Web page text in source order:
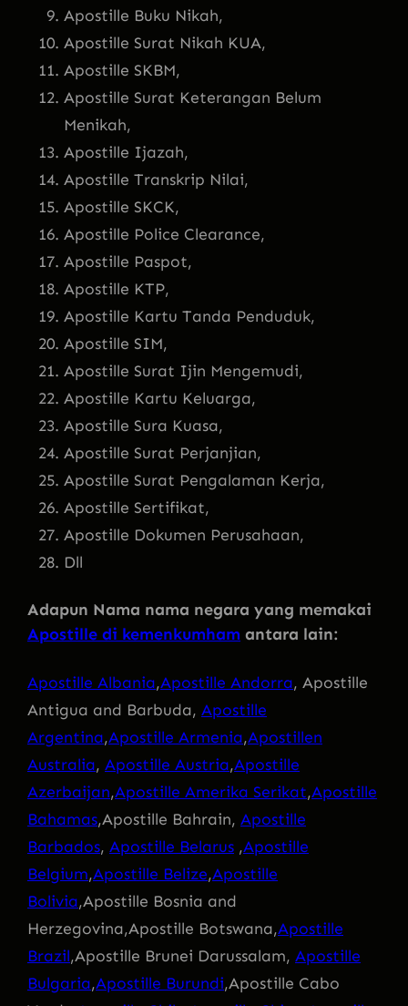
Apostille Buku Nikah,
Apostille Surat Nikah KUA,
Apostille SKBM,
Apostille Surat Keterangan Belum
Menikah,
Apostille Ijazah,
Apostille Transkrip Nilai,
Apostille SKCK,
Apostille Police Clearance,
Apostille Paspot,
Apostille KTP,
Apostille Kartu Tanda Penduduk,
Apostille SIM,
Apostille Surat Ijin Mengemudi,
Apostille Kartu Keluarga,
Apostille Sura Kuasa,
Apostille Surat Perjanjian,
Apostille Surat Pengalaman Kerja,
Apostille Sertifikat,
Apostille Dokumen Perusahaan,
Dll
Adapun Nama nama negara yang memakai
Apostille di kemenkumham antara lain:
Apostille Albania,Apostille Andorra, Apostille
Antigua and Barbuda, Apostille
Argentina,Apostille Armenia,Apostillen
Australia, Apostille Austria,Apostille
Azerbaijan,Apostille Amerika Serikat,Apostille
Bahamas,Apostille Bahrain, Apostille
Barbados, Apostille Belarus ,Apostille
Belgium,Apostille Belize,Apostille
Bolivia,Apostille Bosnia and
Herzegovina,Apostille Botswana,Apostille
Brazil,Apostille Brunei Darussalam, Apostille
Bulgaria,Apostille Burundi,Apostille Cabo